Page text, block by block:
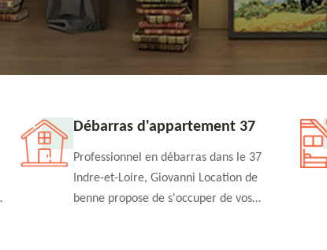
Débarras d'appartement 37
Professionnel en débarras dans le 37
Indre-et-Loire, Giovanni Location de
benne propose de s'occuper de vos